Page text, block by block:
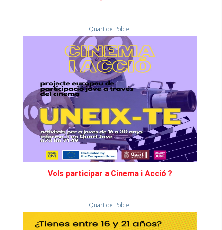
Quart de Poblet
Vols participar a Cinema i Acció ?
Quart de Poblet